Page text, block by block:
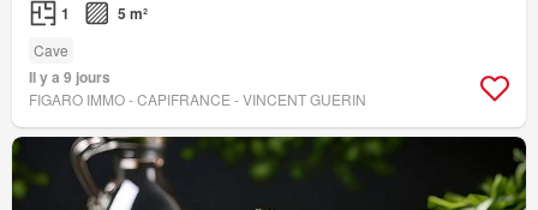
1 5 m²
Cave
Il y a 9 jours
FIGARO IMMO - CAPIFRANCE - VINCENT GUERIN